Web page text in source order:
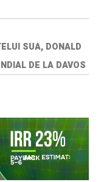
SUA, DONALD
DE LA DAVOS